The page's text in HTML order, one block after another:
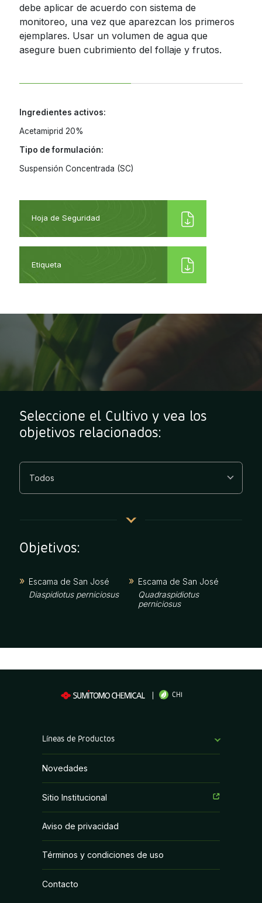
Trinidad and
Tobago
Uruguay
debe aplicar de acuerdo con sistema de
monitoreo, una vez que aparezcan los primeros
ejemplares. Usar un volumen de agua que
asegure buen cubrimiento del follaje y frutos.
Ingredientes activos:
Acetamiprid 20%
Tipo de formulación:
Suspensión Concentrada (SC)
Hoja de Seguridad
Etiqueta
Seleccione el Cultivo y vea los
objetivos relacionados:
Objetivos:
Escama de San José
Diaspidiotus perniciosus
Escama de San José
Quadraspidiotus
perniciosus
CHI
Líneas de Productos
Coadyuvantes
Fungicidas
Herbicidas
Inoculantes Micorrízicos
Novedades
Sitio Institucional
Aviso de privacidad
Términos y condiciones de uso
Contacto